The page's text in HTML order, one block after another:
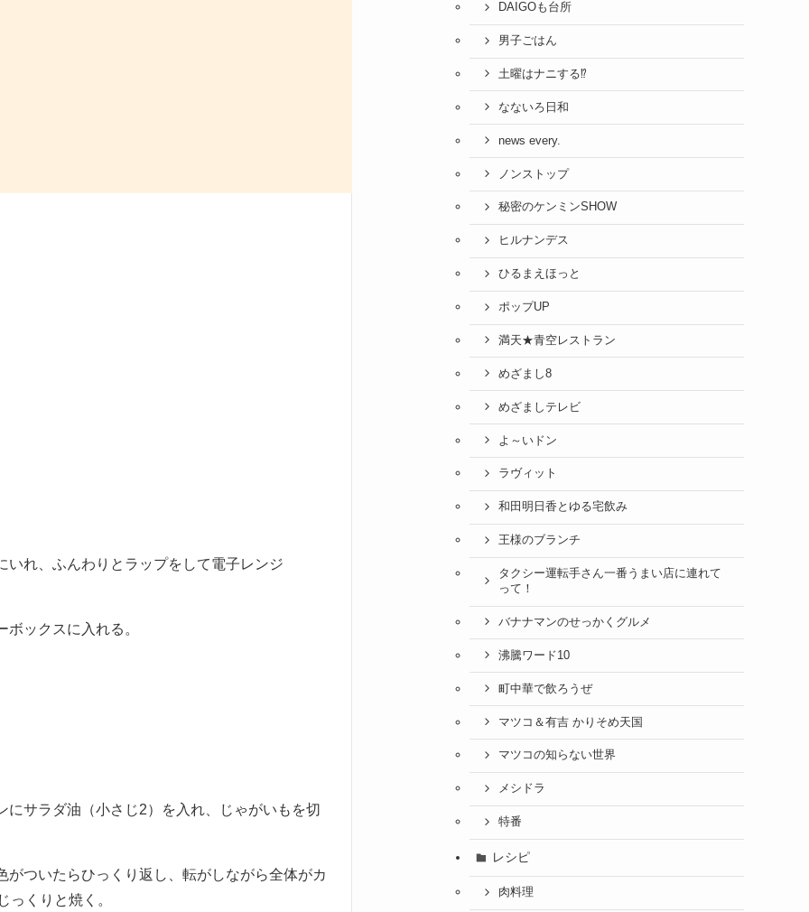
れ、ふんわりとラップをして電子レンジ
ックスに入れる。
サラダ油（小さじ2）を入れ、じゃがいもを切
ついたらひっくり返し、転がしながら全体がカ
っくりと焼く。
DAIGOも台所
男子ごはん
土曜はナニする⁉
なないろ日和
news every.
ノンストップ
秘密のケンミンSHOW
ヒルナンデス
ひるまえほっと
ポップUP
満天★青空レストラン
めざまし8
めざましテレビ
よ～いドン
ラヴィット
和田明日香とゆる宅飲み
王様のブランチ
タクシー運転手さん一番うまい店に連れて
って！
バナナマンのせっかくグルメ
沸騰ワード10
町中華で飲ろうぜ
マツコ＆有吉 かりそめ天国
マツコの知らない世界
メシドラ
特番
レシピ
肉料理